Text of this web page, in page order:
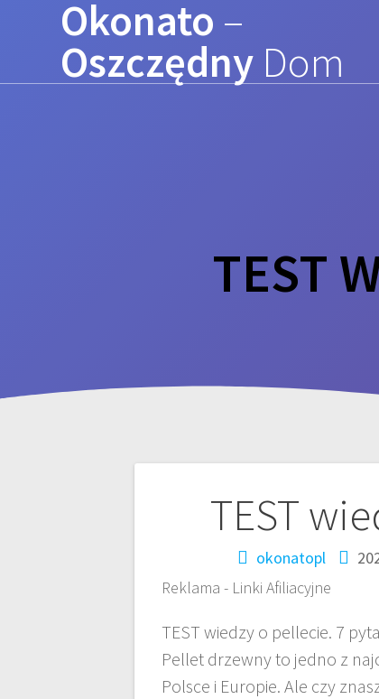
Okonato –
Oszczędny Dom
TEST
TEST
okonatopl
Reklama - Linki Afiliacyjne
TEST wiedzy o pellecie. 7
Pellet drzewny to jedno z
Polsce i Europie. Ale czy
Nawigacja
wpisu